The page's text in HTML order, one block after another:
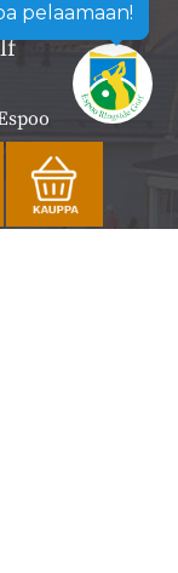
pelaamaan!